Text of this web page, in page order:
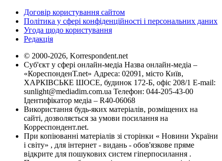
Договір користування сайтом
Політика у сфері конфіденційності і персональних даних
Угода щодо користування
Редакція
© 2000-2026, Korrespondent.net
Суб'єкт у сфері онлайн-медіа Назва онлайн-медіа –
«КореспонденТ.net» Адреса: 02091, місто Київ,
ХАРКІВСЬКЕ ШОСЕ, будинок 172-Б, офіс 208/1 E-mail:
sunlight@mediadim.com.ua Телефон: 044-205-43-00
Ідентифікатор медіа – R40-06068
Використання будь-яких матеріалів, розміщених на
сайті, дозволяється за умови посилання на
Корреспондент.net.
При копіюванні матеріалів зі сторінки « Новини України
і світу» , для інтернет - видань - обов'язкове пряме
відкрите для пошукових систем гіперпосилання .